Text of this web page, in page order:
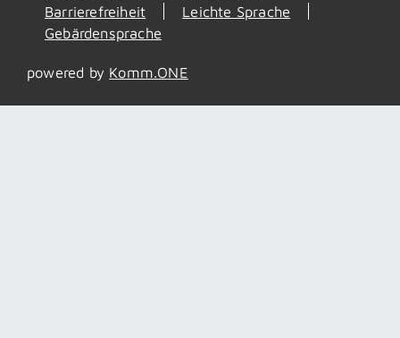
Barrierefreiheit
Leichte Sprache
Gebärdensprache
powered by Komm.ONE